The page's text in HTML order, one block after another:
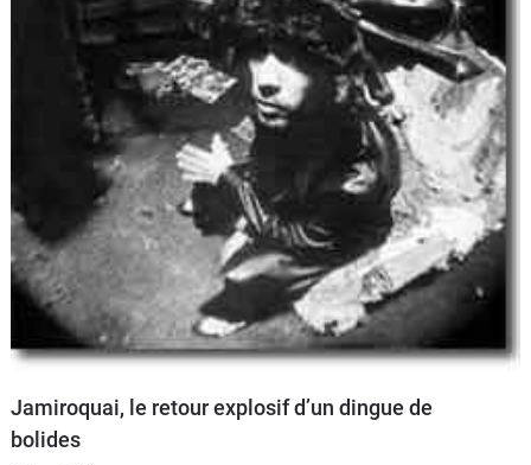
Jamiroquai, le retour explosif d’un dingue de
bolides